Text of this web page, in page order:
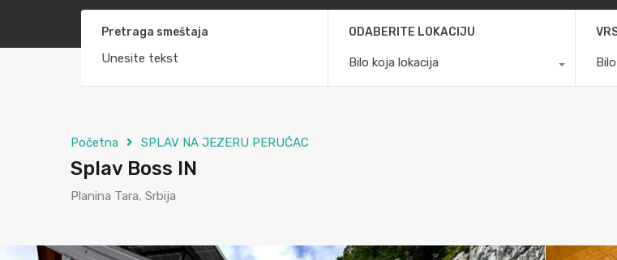
Pretraga smeštaja ODABERITE LOKACIJU
Bilo koja lokacija
Početna SPLAV NA JEZERU PERUĆAC
Splav Boss IN
Planina Tara, Srbija